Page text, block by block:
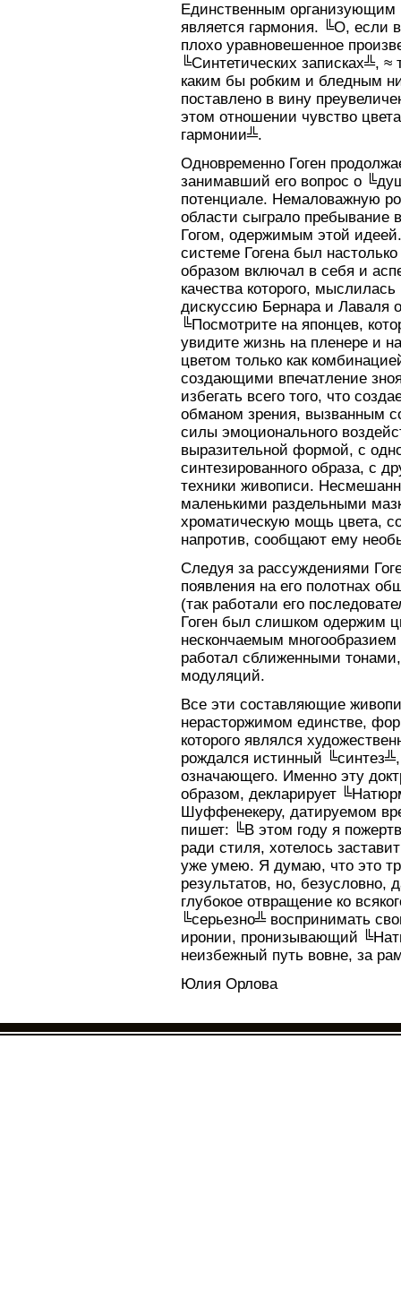
Единственным организующим
является гармония. ╚О, если
плохо уравновешенное
╚Синтетических записках╩,
каким бы робким и бледным
поставлено в вину
этом отношении чувство
гармонии╩.
Одновременно Гоген
занимавший его вопрос о
потенциале. Немаловажную
области сыграло пребывание
Гогом, одержимым этой
системе Гогена был
образом включал в себя и
качества которого,
дискуссию Бернара и Лаваля
╚Посмотрите на японцев,
увидите жизнь на пленере и
цветом только как
создающими впечатление
избегать всего того, что
обманом зрения, вызванным
силы эмоционального
выразительной формой, с
синтезированного образа, с
техники живописи.
маленькими раздельными
хроматическую мощь цвета,
напротив, сообщают ему
Следуя за рассуждениями
появления на его полотнах
(так работали его
Гоген был слишком одержим
нескончаемым
работал сближенными
модуляций.
Все эти составляющие
нерасторжимом единстве,
которого являлся
рождался истинный
означающего. Именно эту
образом, декларирует
Шуффенекеру, датируемом
пишет: ╚В этом году я
ради стиля, хотелось
уже умею. Я думаю, что это
результатов, но,
глубокое отвращение ко
╚серьезно╩ воспринимать
иронии, пронизывающий
неизбежный путь вовне, за
Юлия Орлова